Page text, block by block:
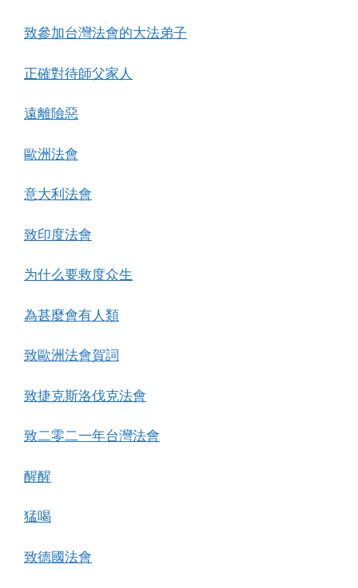
致參加台灣法會的大法弟子
正確對待師父家人
遠離險惡
歐洲法會
意大利法會
致印度法會
为什么要救度众生
為甚麼會有人類
致歐洲法會賀詞
致捷克斯洛伐克法會
致二零二一年台灣法會
醒醒
猛喝
致德國法會